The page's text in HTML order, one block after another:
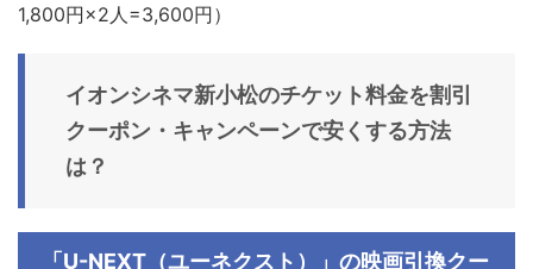
1,800円×2人=3,600円）
イオンシネマ新小松のチケット料金を割引
クーポン・キャンペーンで安くする方法
は？
「U-NEXT（ユーネクスト）」の映画引換クー